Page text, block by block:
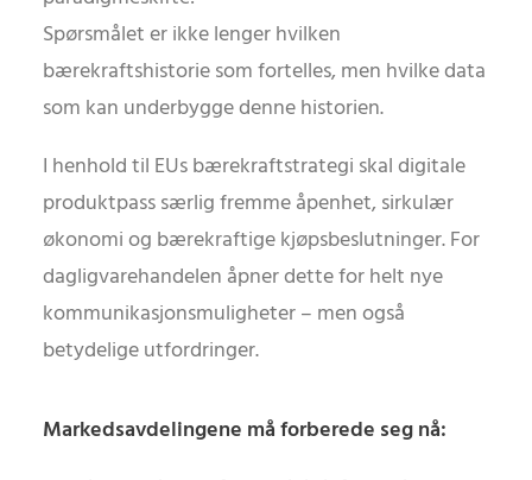
Spørsmålet er ikke lenger hvilken
bærekraftshistorie som fortelles, men hvilke data
som kan underbygge denne historien.
I henhold til EUs bærekraftstrategi skal digitale
produktpass særlig fremme åpenhet, sirkulær
økonomi og bærekraftige kjøpsbeslutninger. For
dagligvarehandelen åpner dette for helt nye
kommunikasjonsmuligheter – men også
betydelige utfordringer.
Markedsavdelingene må forberede seg nå: